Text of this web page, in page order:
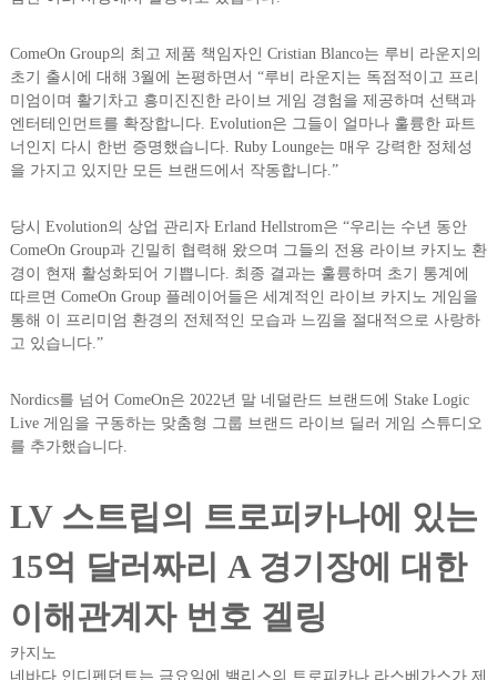
ComeOn Group의 최고 제품 책임자인 Cristian Blanco는 루비 라운지의
초기 출시에 대해 3월에 논평하면서 “루비 라운지는 독점적이고 프리
미엄이며 활기차고 흥미진진한 라이브 게임 경험을 제공하며 선택과
엔터테인먼트를 확장합니다. Evolution은 그들이 얼마나 훌륭한 파트
너인지 다시 한번 증명했습니다. Ruby Lounge는 매우 강력한 정체성
을 가지고 있지만 모든 브랜드에서 작동합니다.”
당시 Evolution의 상업 관리자 Erland Hellstrom은 “우리는 수년 동안
ComeOn Group과 긴밀히 협력해 왔으며 그들의 전용 라이브 카지노 환
경이 현재 활성화되어 기쁩니다. 최종 결과는 훌륭하며 초기 통계에
따르면 ComeOn Group 플레이어들은 세계적인 라이브 카지노 게임을
통해 이 프리미엄 환경의 전체적인 모습과 느낌을 절대적으로 사랑하
고 있습니다.”
Nordics를 넘어 ComeOn은 2022년 말 네덜란드 브랜드에 Stake Logic
Live 게임을 구동하는 맞춤형 그룹 브랜드 라이브 딜러 게임 스튜디오
를 추가했습니다.
LV 스트립의 트로피카나에 있는
15억 달러짜리 A 경기장에 대한
이해관계자 번호 겔링
카지노
네바다 인디펜던트는 금요일에 밸리스의 트로피카나 라스베가스가 제